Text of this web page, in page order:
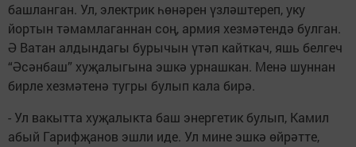
башланган. Ул, электрик һөнәрен үзләштереп, уку
йортын тәмамлаганнан соң, армия хезмәтендә булган.
Ә Ватан алдындагы бурычын үтәп кайткач, яшь белгеч
“Әсәнбаш” хуҗалыгына эшкә урнашкан. Менә шуннан
бирле хезмәтенә тугры булып кала бирә.
- Ул вакытта хуҗалыкта баш энергетик булып, Камил
абый Гарифҗанов эшли иде. Ул мине эшкә өйрәтте,